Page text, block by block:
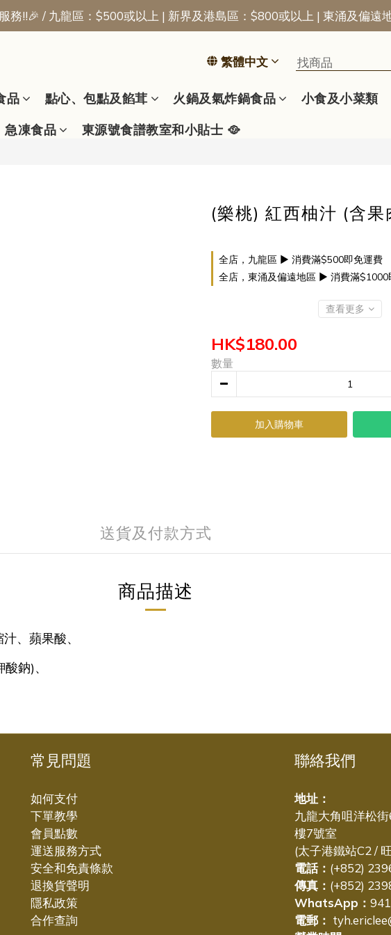
📢新會員優惠 | 首張訂單即享$50迎新獎賞
務!!🎉 / 九龍區：$500或以上 | 新界及港島區：$800或以上 | 東涌及偏遠
繁體中文
品 點心、包點及餡茸 火鍋及氣炸鍋食品 小食及小菜類
急凍食品
東源號食譜教室和小貼士 🥘
(樂桃) 紅西柚汁 (含
全店，九龍區 ▶ 消費滿$500即免運費
全店，東涌及偏遠地區 ▶ 消費滿$1000
查看更多
HK$180.00
數量
加入購物車
送貨及付款方式
商品描述
、蘋果酸、
鈉)、
常見問題
如何支付
下單教學
會員點數
運送服務方式
安全和免責條款
退換貨聲明
隱私政策
合作查詢
聯絡我們
地址：
九龍大角咀洋松
樓7號室
(太子港鐵站C2 /
電話： (+852)
傳真： (+852)
WhatsApp：
電郵：